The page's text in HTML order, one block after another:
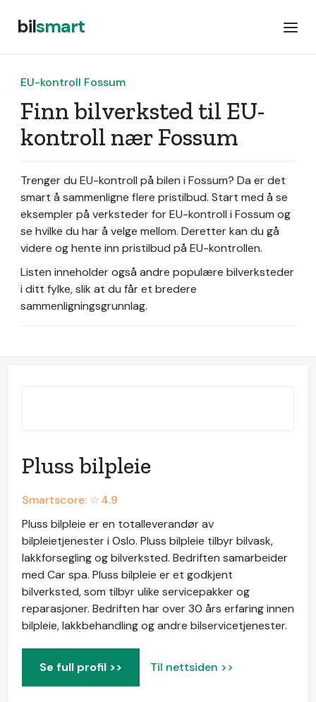
bilsmart
EU-kontroll Fossum
Finn bilverksted til EU-
kontroll nær Fossum
Trenger du EU-kontroll på bilen i Fossum? Da er det
smart å sammenligne flere pristilbud. Start med å se
eksempler på verksteder for EU-kontroll i Fossum og
se hvilke du har å velge mellom. Deretter kan du gå
videre og hente inn pristilbud på EU-kontrollen.
Listen inneholder også andre populære bilverksteder
i ditt fylke, slik at du får et bredere
sammenligningsgrunnlag.
Pluss bilpleie
Smartscore: ☆4.9
Pluss bilpleie er en totalleverandør av
bilpleietjenester i Oslo. Pluss bilpleie tilbyr bilvask,
lakkforsegling og bilverksted. Bedriften samarbeider
med Car spa. Pluss bilpleie er et godkjent
bilverksted, som tilbyr ulike servicepakker og
reparasjoner. Bedriften har over 30 års erfaring innen
bilpleie, lakkbehandling og andre bilservicetjenester.
Se full profil >> Til nettsiden >>